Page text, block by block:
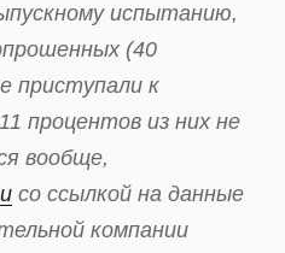
испытанию,
(40
приступали к
процентов из них не
вообще,
со ссылкой на данные
компании